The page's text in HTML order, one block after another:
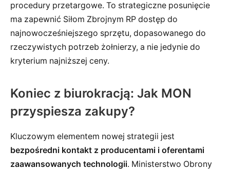
procedury przetargowe. To strategiczne posunięcie
ma zapewnić Siłom Zbrojnym RP dostęp do
najnowocześniejszego sprzętu, dopasowanego do
rzeczywistych potrzeb żołnierzy, a nie jedynie do
kryterium najniższej ceny.
Koniec z biurokracją: Jak MON
przyspiesza zakupy?
Kluczowym elementem nowej strategii jest
bezpośredni kontakt z producentami i oferentami
zaawansowanych technologii. Ministerstwo Obrony